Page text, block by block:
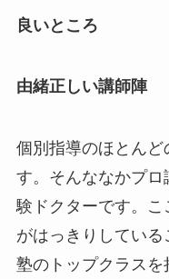
良いところ
由緒正しい講師陣
個別指導のほとん
す。そんななかプ
験ドクターです。
がはっきりしてい
塾のトップクラス